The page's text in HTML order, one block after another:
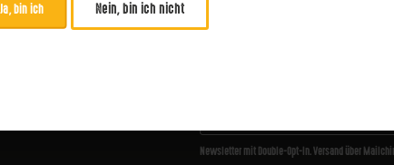
ABONNIERE UNSEREN
Newsletter mit Double-Opt-In. Versand über
Ja, bin ich Nein, bin ich nicht